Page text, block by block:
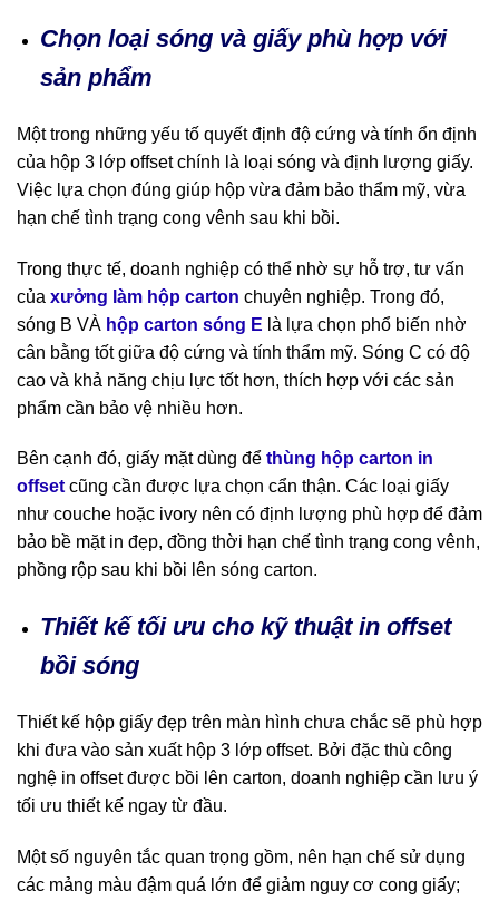
Chọn loại sóng và giấy phù hợp với
sản phẩm
Một trong những yếu tố quyết định độ cứng và tính ổn định
của hộp 3 lớp offset chính là loại sóng và định lượng giấy.
Việc lựa chọn đúng giúp hộp vừa đảm bảo thẩm mỹ, vừa
hạn chế tình trạng cong vênh sau khi bồi.
Trong thực tế, doanh nghiệp có thể nhờ sự hỗ trợ, tư vấn
của xưởng làm hộp carton chuyên nghiệp. Trong đó,
sóng B VÀ hộp carton sóng E là lựa chọn phổ biến nhờ
cân bằng tốt giữa độ cứng và tính thẩm mỹ. Sóng C có độ
cao và khả năng chịu lực tốt hơn, thích hợp với các sản
phẩm cần bảo vệ nhiều hơn.
Bên cạnh đó, giấy mặt dùng để thùng hộp carton in
offset cũng cần được lựa chọn cẩn thận. Các loại giấy
như couche hoặc ivory nên có định lượng phù hợp để đảm
bảo bề mặt in đẹp, đồng thời hạn chế tình trạng cong vênh,
phồng rộp sau khi bồi lên sóng carton.
Thiết kế tối ưu cho kỹ thuật in offset
bồi sóng
Thiết kế hộp giấy đẹp trên màn hình chưa chắc sẽ phù hợp
khi đưa vào sản xuất hộp 3 lớp offset. Bởi đặc thù công
nghệ in offset được bồi lên carton, doanh nghiệp cần lưu ý
tối ưu thiết kế ngay từ đầu.
Một số nguyên tắc quan trọng gồm, nên hạn chế sử dụng
các mảng màu đậm quá lớn để giảm nguy cơ cong giấy;